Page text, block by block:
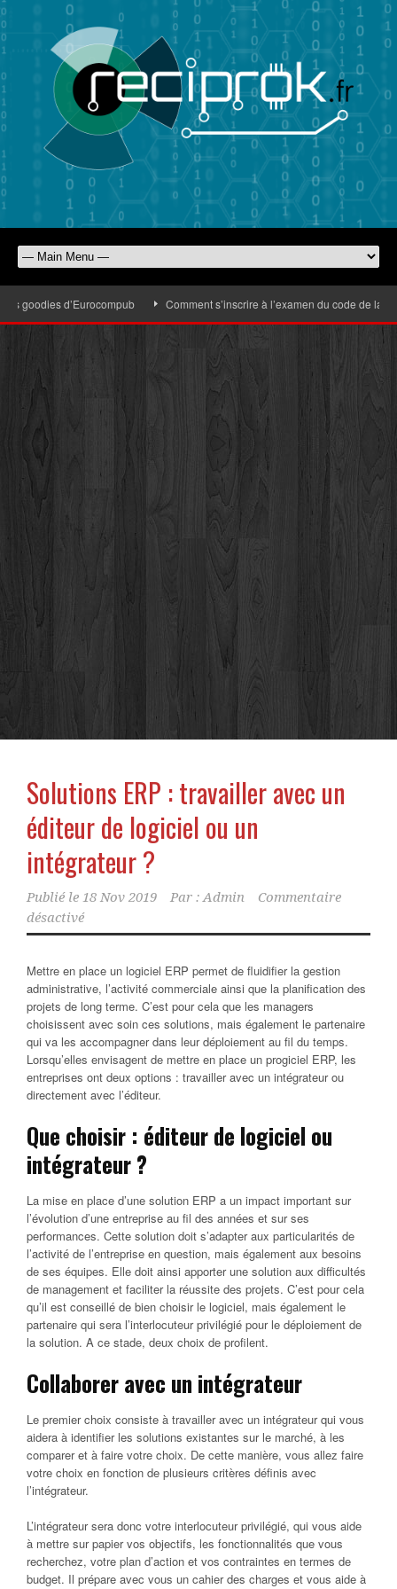
goodies d’Eurocompub Comment s’inscrire à l’examen du code de la
Solutions ERP : travailler avec un
éditeur de logiciel ou un
intégrateur ?
Publié le 18 Nov 2019 Par : Admin
Commentaire
désactivé
Mettre en place un logiciel ERP permet de fluidifier la gestion
administrative, l’activité commerciale ainsi que la planification des
projets de long terme. C’est pour cela que les managers
choisissent avec soin ces solutions, mais également le partenaire
qui va les accompagner dans leur déploiement au fil du temps.
Lorsqu’elles envisagent de mettre en place un progiciel ERP, les
entreprises ont deux options : travailler avec un intégrateur ou
directement avec l’éditeur.
Que choisir : éditeur de logiciel ou
intégrateur ?
La mise en place d’une solution ERP a un impact important sur
l’évolution d’une entreprise au fil des années et sur ses
performances. Cette solution doit s’adapter aux particularités de
l’activité de l’entreprise en question, mais également aux besoins
de ses équipes. Elle doit ainsi apporter une solution aux difficultés
de management et faciliter la réussite des projets. C’est pour cela
qu’il est conseillé de bien choisir le logiciel, mais également le
partenaire qui sera l’interlocuteur privilégié pour le déploiement de
la solution. A ce stade, deux choix de profilent.
Collaborer avec un intégrateur
Le premier choix consiste à travailler avec un intégrateur qui vous
aidera à identifier les solutions existantes sur le marché, à les
comparer et à faire votre choix. De cette manière, vous allez faire
votre choix en fonction de plusieurs critères définis avec
l’intégrateur.
L’intégrateur sera donc votre interlocuteur privilégié, qui vous aide
à mettre sur papier vos objectifs, les fonctionnalités que vous
recherchez, votre plan d’action et vos contraintes en termes de
budget. Il prépare avec vous un cahier des charges et vous aide à